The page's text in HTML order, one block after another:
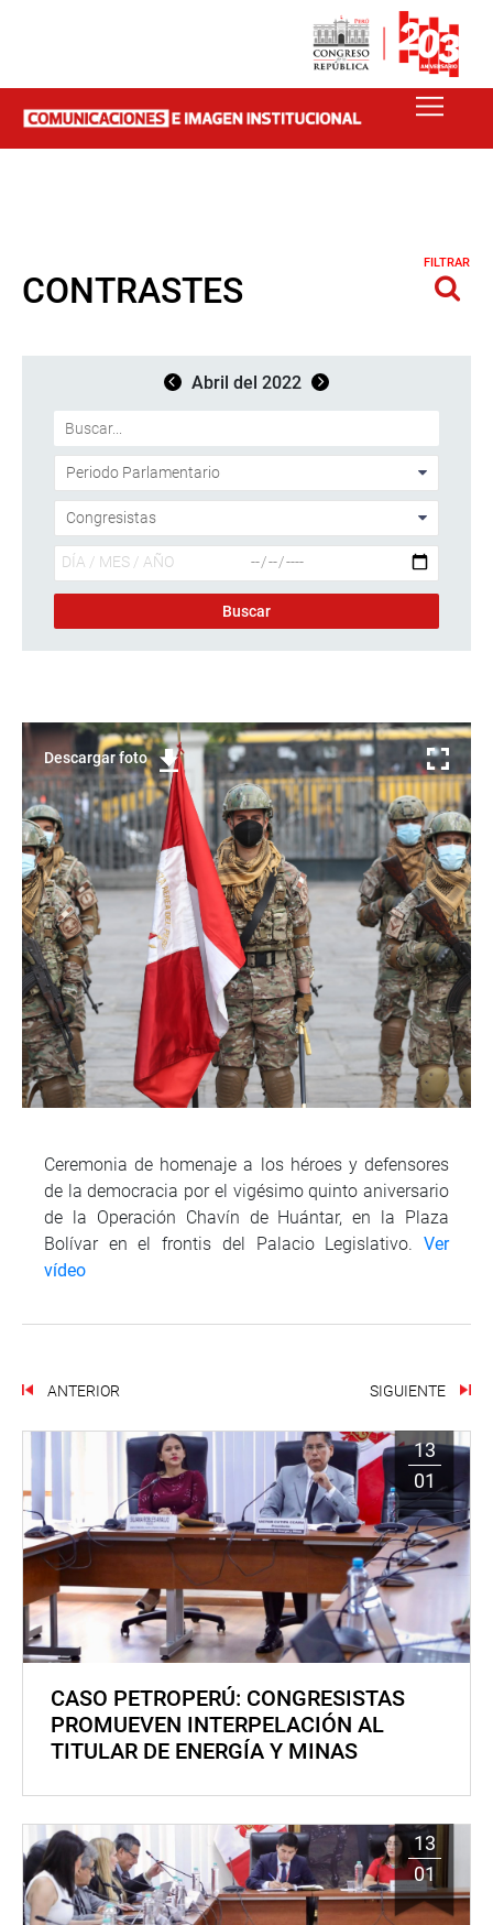
CONTRASTES
FILTRAR
Abril del 2022
Descargar foto
Ceremonia de homenaje a los héroes y defensores
de la democracia por el vigésimo quinto aniversario
de la Operación Chavín de Huántar, en la Plaza
Bolívar en el frontis del Palacio Legislativo. Ver
vídeo
ANTERIOR SIGUIENTE
13
01
CASO PETROPERÚ: CONGRESISTAS
PROMUEVEN INTERPELACIÓN AL
TITULAR DE ENERGÍA Y MINAS
13
01